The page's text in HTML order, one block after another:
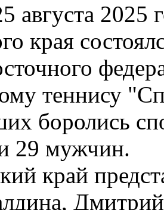
августа 2025
края
теннису
боролись
29 мужчин.
край